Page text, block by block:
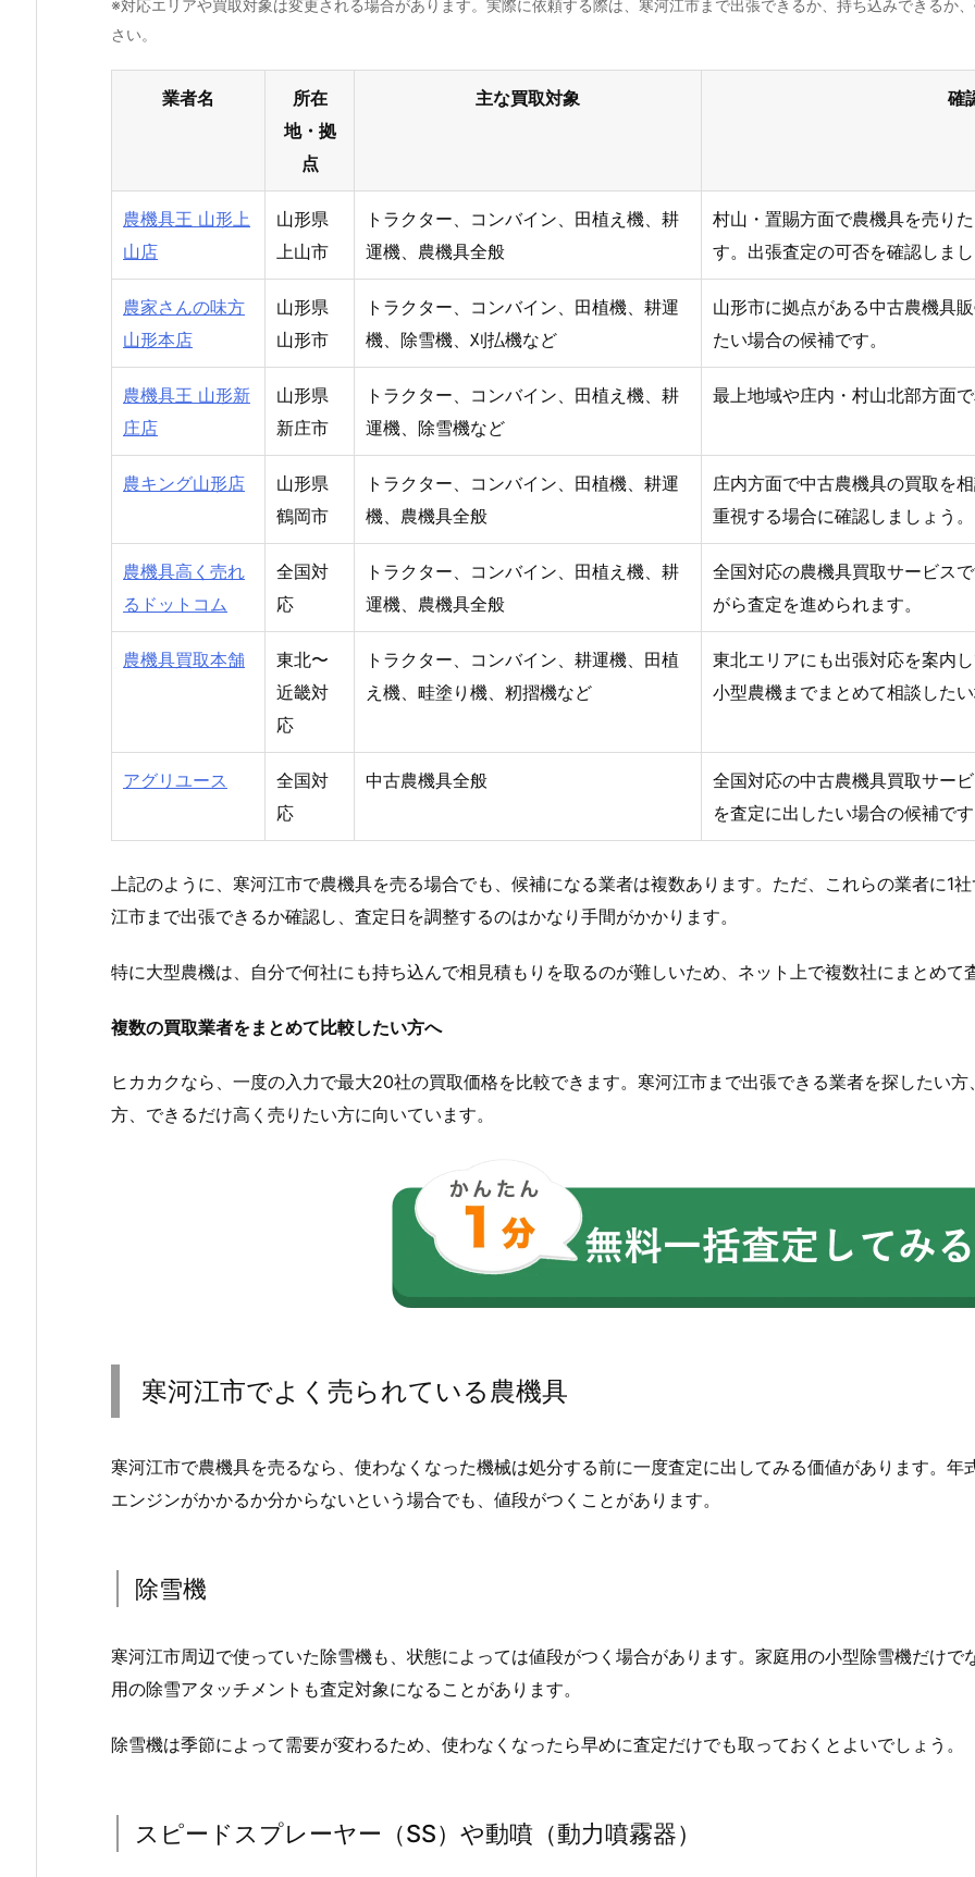
※対応エリアや買取対象は変更される場合があります。実際に依頼する際は、寒河江市まで出張できるか、持ち込みできるか
さい。
業者名
所在
地・拠
点
主な買取対象 確
農機具王 山形上
山店
山形県
上山市
トラクター、コンバイン、田植え機、耕
運機、農機具全般
村山・置賜方面で農機具を売り
す。出張査定の可否を確認しま
農家さんの味方
山形本店
山形県
山形市
トラクター、コンバイン、田植機、耕運
機、除雪機、刈払機など
山形市に拠点がある中古農機具
たい場合の候補です。
農機具王 山形新
庄店
山形県
新庄市
トラクター、コンバイン、田植え機、耕
運機、除雪機など
最上地域や庄内・村山北部方面
農キング山形店
山形県
鶴岡市
トラクター、コンバイン、田植機、耕運
機、農機具全般
庄内方面で中古農機具の買取を
重視する場合に確認しましょう。
農機具高く売れ
るドットコム
全国対
応
トラクター、コンバイン、田植え機、耕
運機、農機具全般
全国対応の農機具買取サービス
がら査定を進められます。
農機具買取本舗
東北〜
近畿対
応
トラクター、コンバイン、耕運機、田植
え機、畦塗り機、籾摺機など
東北エリアにも出張対応を案内
小型農機までまとめて相談した
アグリユース
全国対
応
中古農機具全般
全国対応の中古農機具買取サー
を査定に出したい場合の候補で
上記のように、寒河江市で農機具を売る場合でも、候補になる業者は複数あります。ただ、これらの業者に1
江市まで出張できるか確認し、査定日を調整するのはかなり手間がかかります。
特に大型農機は、自分で何社にも持ち込んで相見積もりを取るのが難しいため、ネット上で複数社にまとめ
複数の買取業者をまとめて比較したい方へ
ヒカカクなら、一度の入力で最大20社の買取価格を比較できます。寒河江市まで出張できる業者を探したい
方、できるだけ高く売りたい方に向いています。
寒河江市でよく売られている農機具
寒河江市で農機具を売るなら、使わなくなった機械は処分する前に一度査定に出してみる価値があります。
エンジンがかかるか分からないという場合でも、値段がつくことがあります。
除雪機
寒河江市周辺で使っていた除雪機も、状態によっては値段がつく場合があります。家庭用の小型除雪機だけ
用の除雪アタッチメントも査定対象になることがあります。
除雪機は季節によって需要が変わるため、使わなくなったら早めに査定だけでも取っておくとよいでしょう。
スピードスプレーヤー（SS）や動噴（動力噴霧器）